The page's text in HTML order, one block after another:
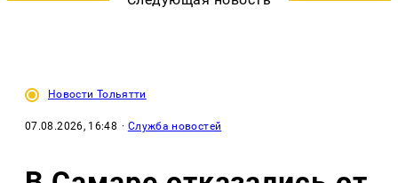
Новости Тольятти
07.08.2026, 16:48 · Служба новостей